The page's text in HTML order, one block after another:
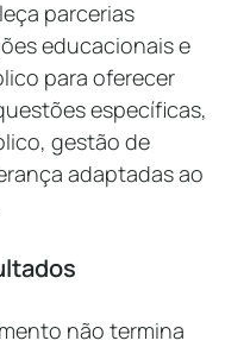
parcerias
educacionais e
para oferecer
específicas,
gestão de
adaptadas ao
não termina